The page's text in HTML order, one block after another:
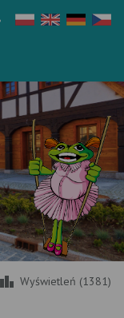
Wyświetleń (1381)